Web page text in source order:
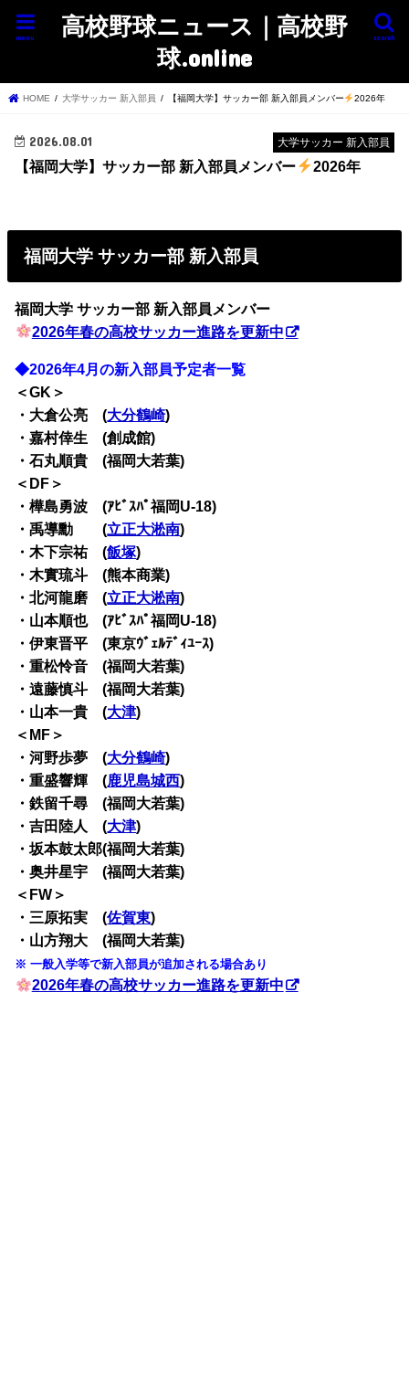
高校野球ニュース｜高校野
球.online
search
menu
HOME 大学サッカー 新入部員 【福岡大学】サッカー部 新入部員メンバー 2026年
大学サッカー 新入部員
2026.08.01
【福岡大学】サッカー部 新入部員メンバー 2026年
福岡大学 サッカー部 新入部員
福岡大学 サッカー部 新入部員メンバー
2026年春の高校サッカー進路を更新中
◆2026年4月の新入部員予定者一覧
＜GK＞
・大倉公亮 (大分鶴崎)
・嘉村倖生 (創成館)
・石丸順貴 (福岡大若葉)
＜DF＞
・樺島勇波 (ｱﾋﾞｽﾊﾟ福岡U-18)
・禹導勳 (立正大淞南)
・木下宗祐 (飯塚)
・木實琉斗 (熊本商業)
・北河龍磨 (立正大淞南)
・山本順也 (ｱﾋﾞｽﾊﾟ福岡U-18)
・伊東晋平 (東京ｳﾞｪﾙﾃﾞｨﾕｰｽ)
・重松怜音 (福岡大若葉)
・遠藤慎斗 (福岡大若葉)
・山本一貴 (大津)
＜MF＞
・河野歩夢 (大分鶴崎)
・重盛響輝 (鹿児島城西)
・鉄留千尋 (福岡大若葉)
・吉田陸人 (大津)
・坂本鼓太郎(福岡大若葉)
・奥井星宇 (福岡大若葉)
＜FW＞
・三原拓実 (佐賀東)
・山方翔大 (福岡大若葉)
※ 一般入学等で新入部員が追加される場合あり
2026年春の高校サッカー進路を更新中